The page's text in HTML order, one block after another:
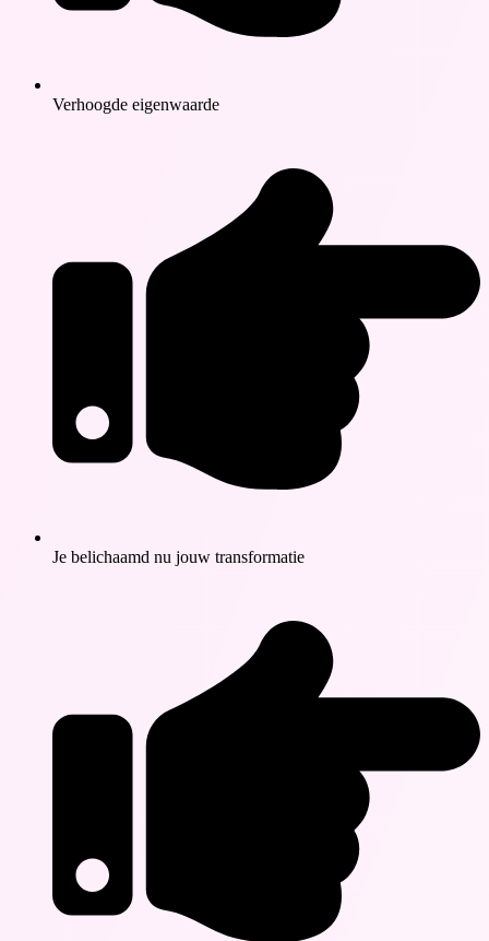
Verhoogde eigenwaarde
Je belichaamd nu jouw transformatie